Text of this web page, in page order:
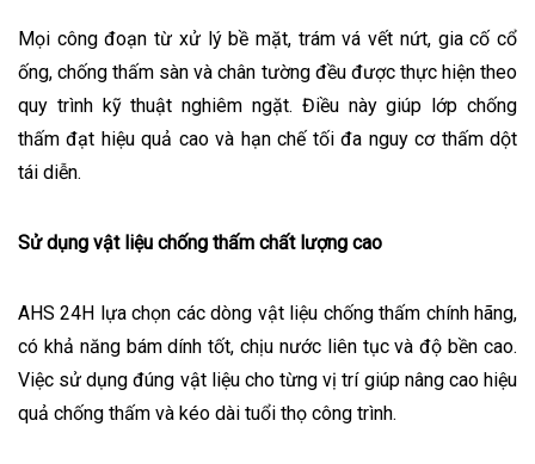
Mọi công đoạn từ xử lý bề mặt, trám vá vết nứt, gia cố cổ
ống, chống thấm sàn và chân tường đều được thực hiện theo
quy trình kỹ thuật nghiêm ngặt. Điều này giúp lớp chống
thấm đạt hiệu quả cao và hạn chế tối đa nguy cơ thấm dột
tái diễn.
Sử dụng vật liệu chống thấm chất lượng cao
AHS 24H lựa chọn các dòng vật liệu chống thấm chính hãng,
có khả năng bám dính tốt, chịu nước liên tục và độ bền cao.
Việc sử dụng đúng vật liệu cho từng vị trí giúp nâng cao hiệu
quả chống thấm và kéo dài tuổi thọ công trình.